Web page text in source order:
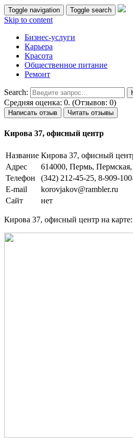
Toggle navigation Toggle search
Skip to content
Бизнес-услуги
Карьера
Красота
Общественное питание
Ремонт
Search:
Средняя оценка: 0. (Отзывов: 0)
Написать отзыв Читать отзывы
Кирова 37, офисный центр
Название Кирова 37, офисный
Адрес
614000, Пермь,
Телефон
(342) 212-45-25, 8-909-
E-mail
korovjakov@rambler.ru
Сайт
нет
Кирова 37, офисный центр на карте: